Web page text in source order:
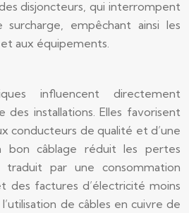
disjoncteurs, qui interrompent
empêchant ainsi les
aux équipements.
influencent directement
des installations. Elles favorisent
conducteurs de qualité et d’une
bon câblage réduit les pertes
par une consommation
des factures d’électricité moins
de câbles en cuivre de